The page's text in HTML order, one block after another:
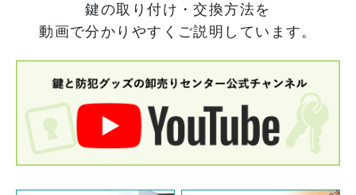
鍵の取り付け・交換方法を
動画で分かりやすくご説明しています。